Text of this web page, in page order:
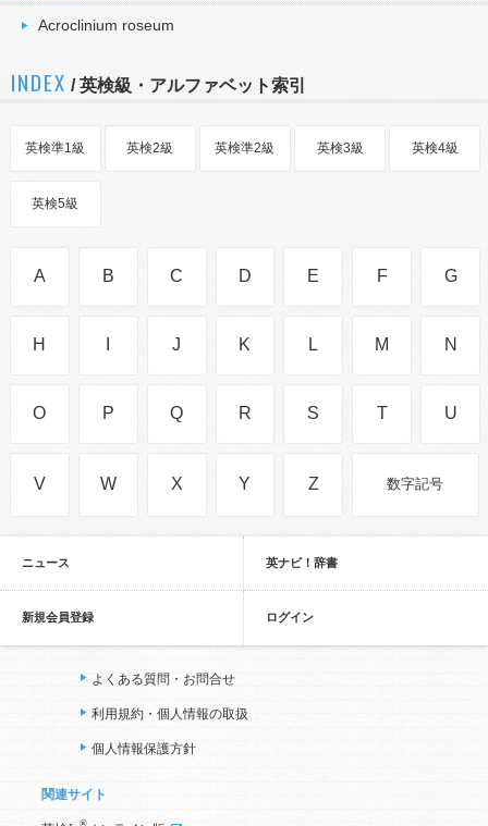
Acroclinium roseum
INDEX / 英検級・アルファベット索引
英検準1級 英検2級 英検準2級 英検3級 英検4級
英検5級
A B C D E F G
H J K L M N
O P Q R S T U
V W X Y Z 数字記号
ニュース 英ナビ！辞書
新規会員登録 ログイン
よくある質問・お問合せ
利用規約・個人情報の取扱
個人情報保護方針
関連サイト